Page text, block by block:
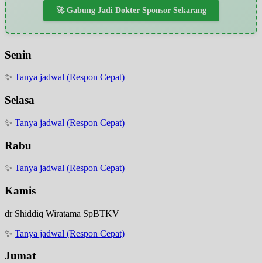
🚀 Gabung Jadi Dokter Sponsor Sekarang
Senin
✨ Tanya jadwal (Respon Cepat)
Selasa
✨ Tanya jadwal (Respon Cepat)
Rabu
✨ Tanya jadwal (Respon Cepat)
Kamis
dr Shiddiq Wiratama SpBTKV
✨ Tanya jadwal (Respon Cepat)
Jumat